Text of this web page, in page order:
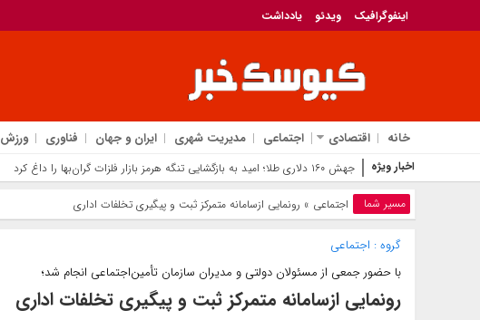
اینفوگرافیک ویدئو یادداشت
خانه اقتصادی اجتماعی مدیریت شهری ایران و جهان فناوری ورزش
اخبار ویژه ۶ میلیون تومانی‌ها بخوانند | زمان
مسیر شما اجتماعی » رونمایی ازسامانه متمرکز ثبت و پیگیری تخلفات اداری
گروه : اجتماعی
با حضور جمعی از مسئولان دولتی و مدیران سازمان تأمین‌اجتماعی انجام شد؛
رونمایی ازسامانه متمرکز ثبت و پیگیری تخلفات اداری